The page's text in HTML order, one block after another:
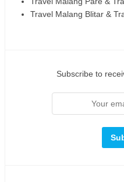
Travel Malang Blitar &
Subscribe to